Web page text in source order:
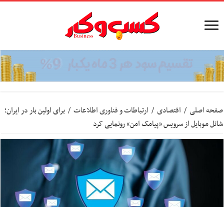
صفحه اصلی / اقتصادی / ارتباطات و فناوری اطلاعات / برای اولین بار در ایران؛
شاتل موبایل از سرویس «پیامک امن» رونمایی کرد